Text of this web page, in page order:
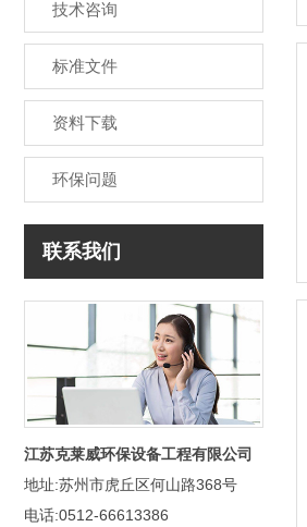
技术咨询
标准文件
资料下载
环保问题
联系我们
江苏克莱威环保设备工程有限公司
地址:苏州市虎丘区何山路368号
电话:0512-66613386